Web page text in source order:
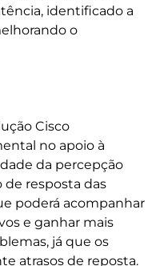
identificado a
o
Cisco
no apoio à
da percepção
de resposta das
poderá acompanhar
e ganhar mais
já que os
atrasos de reposta.